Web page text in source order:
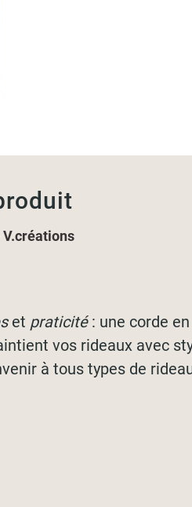
et praticité: une corde
vos rideaux avec
à tous types de